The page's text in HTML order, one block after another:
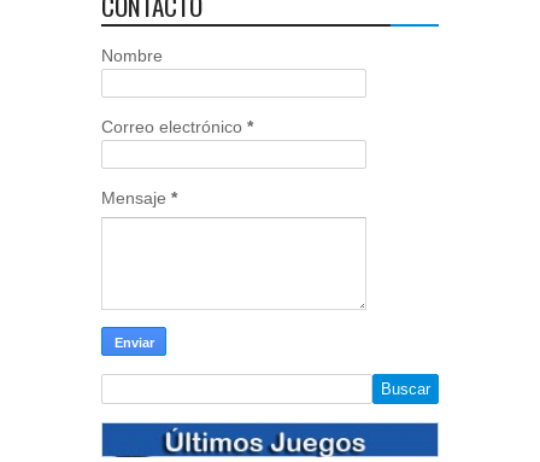
Nombre
Correo electrónico *
Mensaje *